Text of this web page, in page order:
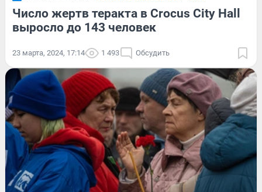
Число жертв теракта в Crocus City Hall
выросло до 143 человек
23 марта, 2024, 17:14 1 493 Обсудить